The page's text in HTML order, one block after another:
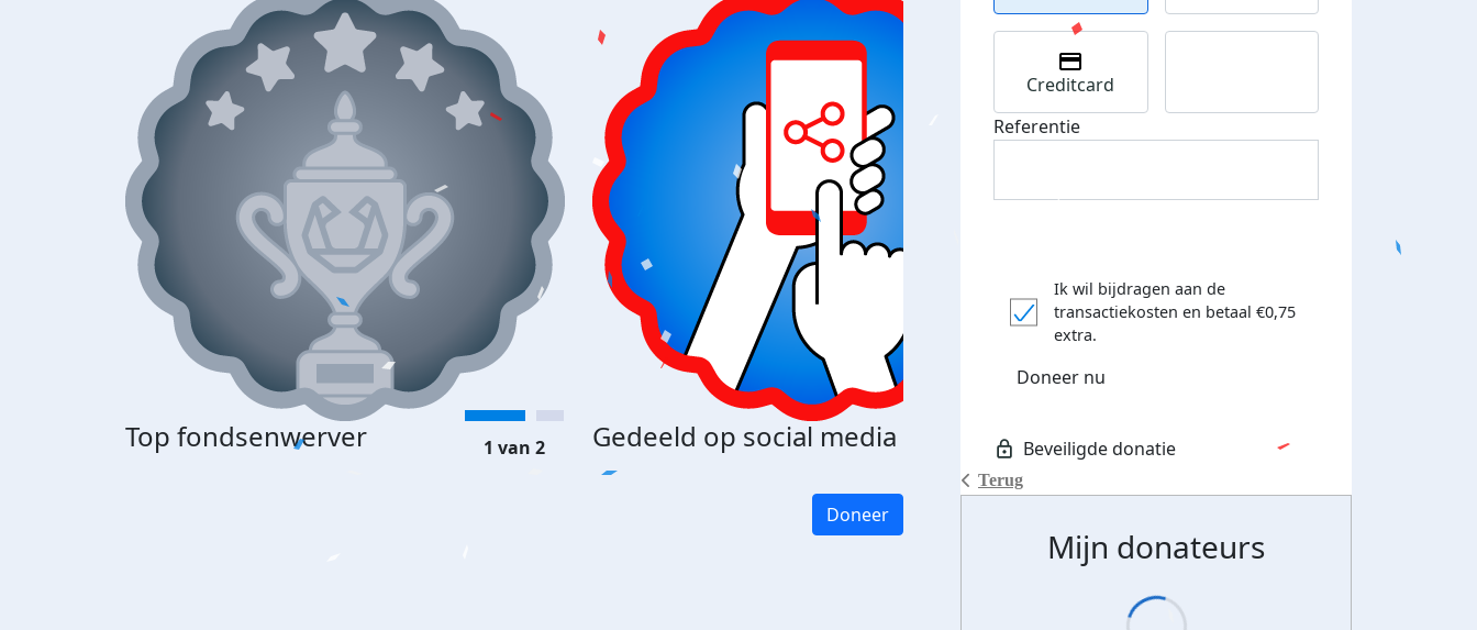
Top fondsenwerver Gedeeld op social media Donateurs bedankt
1 van 2
Doneer
Terug
Creditcard
Referentie
Ik wil bijdragen aan de
transactiekosten en betaal €0,75
extra.
Doneer nu
Mijn donateurs